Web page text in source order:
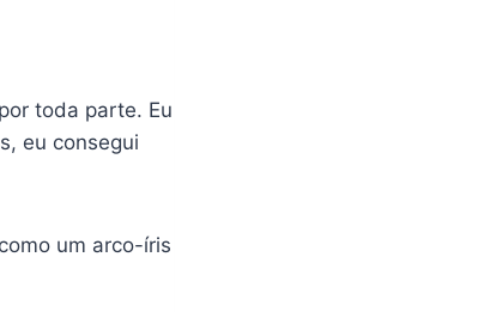
toda parte. Eu
eu consegui
um arco-íris